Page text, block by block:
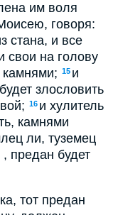
им воля
говоря:
стана, и все
свои на голову
камнями; 15 и
злословить
16 и хулитель
камнями
ли, туземец
предан будет
тот предан